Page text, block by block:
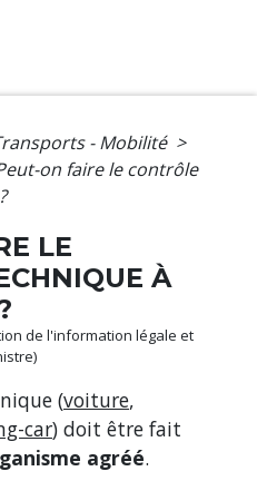
- Mobilité >
on faire le contrôle
LE
À
de l'information légale et
(voiture,
car) doit être fait
agréé.